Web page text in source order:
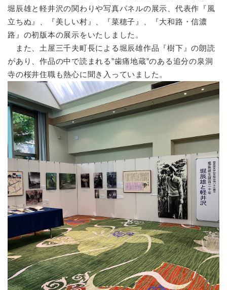
堀辰雄と軽井沢の関わりや写真パネルの展示、代表作『風
立ちぬ』、『美しい村』、『菜穂子』、『大和路・信濃
路』の初版本の展示をいたしました。
また、土屋三千夫町長による堀辰雄作品『樹下』の朗読
があり、作品の中で読まれる”歯痛地蔵”のある追分の泉洞
寺の桜井住職も熱心に聞き入っていました。